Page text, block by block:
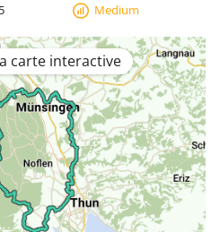
Medium
carte interactive